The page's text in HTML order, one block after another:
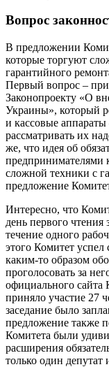
Вопрос
В предложении
которые торгуют
гарантийного
Первый вопрос – при
Законопроекту «О
Украины», который
и кассовые
рассматривать их
же, что идея об
предпринимателями
сложной техники с
предложение
Интересно, что
день первого чтения
течение одного
этого Комитет успел
каким-то образом
проголосовать за
официального сайта
приняло участие 27
заседание было
предложение также
Комитета были
расширения
только один депутат